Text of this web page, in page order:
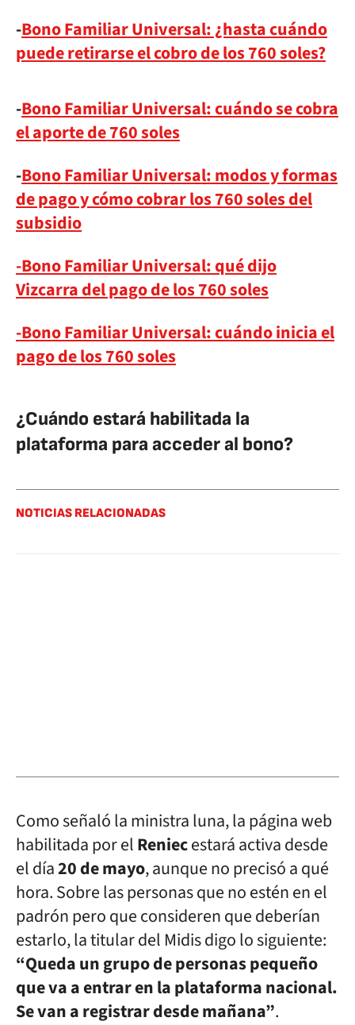
-Bono Familiar Universal: ¿hasta cuándo
puede retirarse el cobro de los 760 soles?
-Bono Familiar Universal: cuándo se cobra
el aporte de 760 soles
-Bono Familiar Universal: modos y formas
de pago y cómo cobrar los 760 soles del
subsidio
-Bono Familiar Universal: qué dijo
Vizcarra del pago de los 760 soles
-Bono Familiar Universal: cuándo inicia el
pago de los 760 soles
¿Cuándo estará habilitada la
plataforma para acceder al bono?
NOTICIAS RELACIONADAS
Como señaló la ministra luna, la página web
habilitada por elReniecestará activa desde
el día20 de mayo, aunque no precisó a qué
hora. Sobre las personas que no estén en el
padrón pero que consideren que deberían
estarlo, la titular del Midis digo lo siguiente:
“Queda un grupo de personas pequeño
que va a entrar en la plataforma nacional.
Se van a registrar desde mañana”.